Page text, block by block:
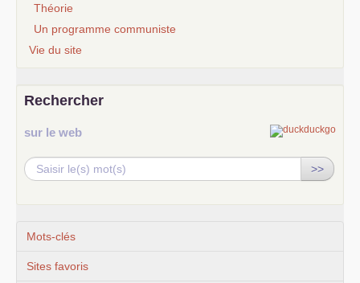
Théorie
Un programme communiste
Vie du site
Rechercher
sur le web
>>
Mots-clés
Sites favoris